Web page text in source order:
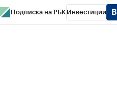
Подписка на РБК Инвестиции